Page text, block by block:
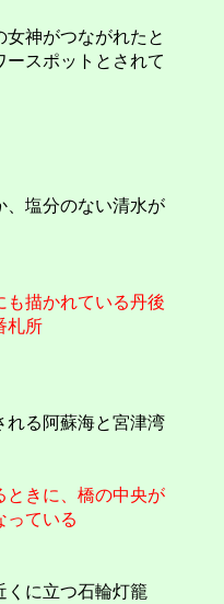
神がつながれたと
ースポットとされて
塩分のない清水が
も描かれている丹後
札所
る阿蘇海と宮津湾
ときに、橋の中央が
っている
に立つ石輪灯籠